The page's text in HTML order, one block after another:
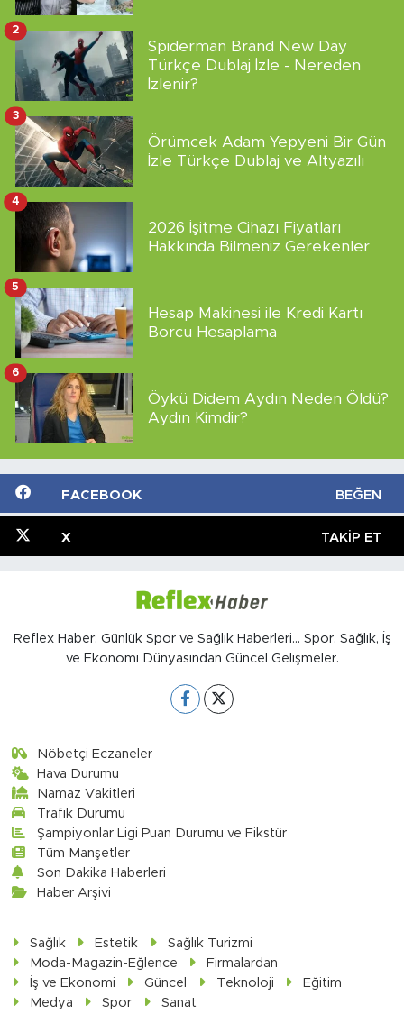
Spiderman Brand New Day
Türkçe Dublaj İzle - Nereden
İzlenir?
2
Örümcek Adam Yepyeni Bir Gün
İzle Türkçe Dublaj ve Altyazılı
3
2026 İşitme Cihazı Fiyatları
Hakkında Bilmeniz Gerekenler
4
Hesap Makinesi ile Kredi Kartı
Borcu Hesaplama
5
Öykü Didem Aydın Neden Öldü?
Aydın Kimdir?
6
FACEBOOK BEĞEN
X TAKIP ET
Reflex Haber; Günlük Spor ve Sağlık Haberleri... Spor, Sağlık, İş
ve Ekonomi Dünyasından Güncel Gelişmeler.
Nöbetçi Eczaneler
Hava Durumu
Namaz Vakitleri
Trafik Durumu
Şampiyonlar Ligi Puan Durumu ve Fikstür
Tüm Manşetler
Son Dakika Haberleri
Haber Arşivi
Sağlık Estetik
Sağlık Turizmi
Moda-Magazin-Eğlence
Firmalardan
İş ve Ekonomi
Güncel Teknoloji
Eğitim
Medya
Spor Sanat